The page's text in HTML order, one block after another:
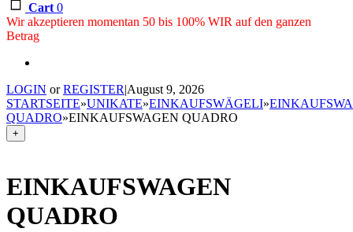
Cart 0
Wir akzeptieren momentan 50 bis 100% WIR auf den ganzen
Betrag
LOGIN orREGISTER|August 9, 2026
STARTSEITE»UNIKATE»EINKAUFSWÄGELI»
QUADRO»EINKAUFSWAGEN QUADRO
+
EINKAUFSWAGEN
QUADRO